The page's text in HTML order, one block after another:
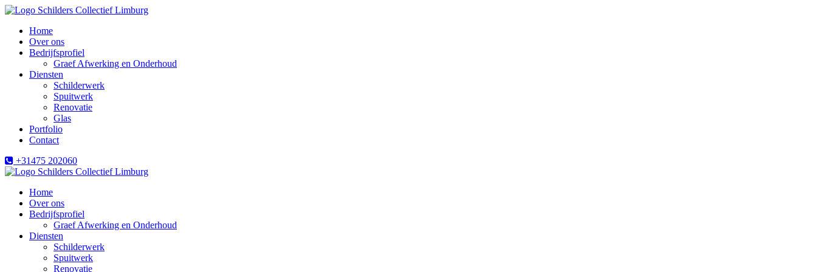
Home
Over ons
Bedrijfsprofiel
Graef Afwerking en Onderhoud
Diensten
Schilderwerk
Spuitwerk
Renovatie
Glas
Portfolio
Contact
+31475 202060
Home
Over ons
Bedrijfsprofiel
Graef Afwerking en Onderhoud
Diensten
Schilderwerk
Spuitwerk
Renovatie